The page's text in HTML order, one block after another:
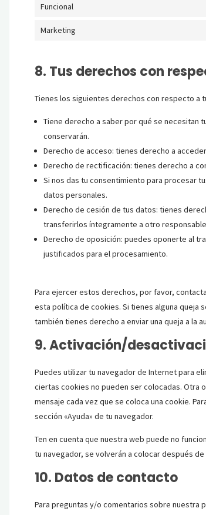
Funcional
Marketing
8. Tus derechos con
Tienes los siguientes derechos con respecto a
Tiene derecho a saber por qué se necesitan
conservarán.
Derecho de acceso: tienes derecho a
Derecho de rectificación: tienes derecho a
Si nos das tu consentimiento para procesar
datos personales.
Derecho de cesión de tus datos: tienes
transferirlos íntegramente a otro
Derecho de oposición: puedes oponerte al
justificados para el procesamiento.
Para ejercer estos derechos, por favor,
esta política de cookies. Si tienes alguna queja
también tienes derecho a enviar una queja a la
9. Activación/
Puedes utilizar tu navegador de Internet para
ciertas cookies no pueden ser colocadas. Otra
mensaje cada vez que se coloca una cookie.
sección «Ayuda» de tu navegador.
Ten en cuenta que nuestra web puede no
tu navegador, se volverán a colocar después
10. Datos de contacto
Para preguntas y/o comentarios sobre nuestra